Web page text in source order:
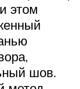
этом
шов.